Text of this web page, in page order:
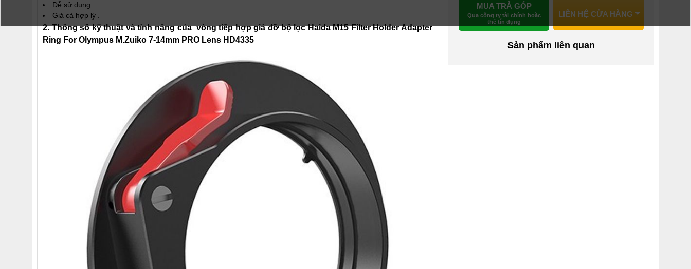
Dễ sử dụng.
Giá cả hợp lý .
2. Thông số kỹ thuật và tính năng của vòng tiếp hợp giá đỡ bộ lọc Haida M15 Filter Holder Adapter
Ring For Olympus M.Zuiko 7-14mm PRO Lens HD4335
MUA TRẢ GÓP
Qua công ty tài chính hoặc
thẻ tín dụng
LIÊN HỆ CỬA HÀNG
Sản phẩm liên quan